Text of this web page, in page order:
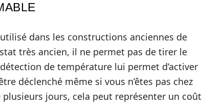
dans les constructions anciennes de
très ancien, il ne permet pas de tirer le
de température lui permet d’activer
déclenché même si vous n’êtes pas chez
jours, cela peut représenter un coût